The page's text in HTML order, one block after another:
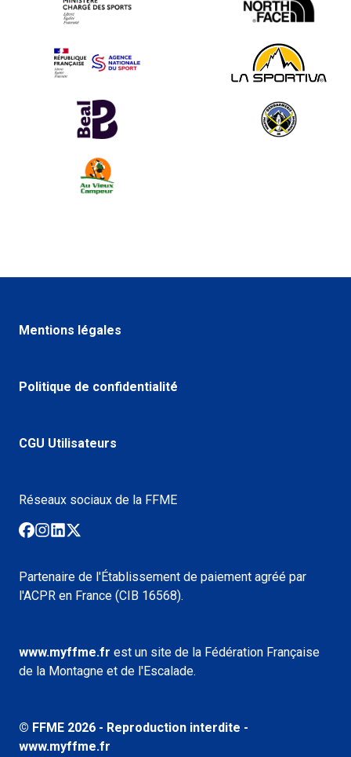
Mentions légales
Politique de confidentialité
CGU Utilisateurs
Partenaire de l'Établissement de paiement agréé par
l'ACPR en France (CIB 16568).
www.myffme.fr est un site de la Fédération Française
de la Montagne et de l'Escalade.
Réseaux sociaux de la FFME
© FFME 2026 - Reproduction interdite -
www.myffme.fr